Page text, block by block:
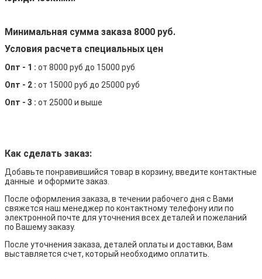
Минимальная сумма заказа 8000 руб.
Условия расчета специальных цен
Опт - 1 : от 8000 руб до 15000 руб
Опт - 2 : от 15000 руб до 25000 руб
Опт - 3 : от 25000 и выше
Как сделать заказ:
Добавьте понравившийся товар в корзину, введите контактные
данные и оформите заказ.
После оформления заказа, в течении рабочего дня с Вами
свяжется наш менеджер по контактному телефону или по
электронной почте для уточнения всех деталей и пожеланий
по Вашему заказу.
После уточнения заказа, деталей оплаты и доставки, Вам
выставляется счет, который необходимо оплатить.